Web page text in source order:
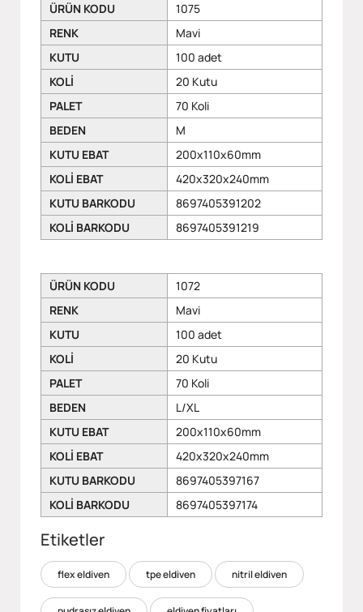
ÜRÜN KODU
1075
RENK
Mavi
KUTU
100 adet
KOLİ
20 Kutu
PALET
70 Koli
BEDEN
M
KUTU EBAT
200x110x60mm
KOLİ EBAT
420x320x240mm
KUTU BARKODU
8697405391202
KOLİ BARKODU
8697405391219
ÜRÜN KODU
1072
RENK
Mavi
KUTU
100 adet
KOLİ
20 Kutu
PALET
70 Koli
BEDEN
L/XL
KUTU EBAT
200x110x60mm
KOLİ EBAT
420x320x240mm
KUTU BARKODU
8697405397167
KOLİ BARKODU
8697405397174
Etiketler
flex eldiven tpe eldiven nitril eldiven